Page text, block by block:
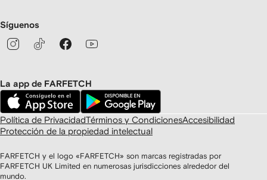
Síguenos
La app de FARFETCH
Política de PrivacidadTérminos y CondicionesAccesibilidad
Protección de la propiedad intelectual
FARFETCH y el logo «FARFETCH» son marcas registradas por
FARFETCH UK Limited en numerosas jurisdicciones alrededor del
mundo.